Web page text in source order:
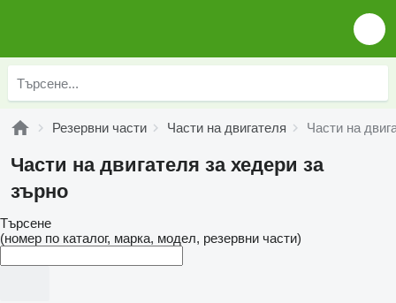
Резервни части Части на двигателя Части на
Части на двигателя за хедери за
зърно
Търсене
(номер по каталог, марка, модел, резервни части)